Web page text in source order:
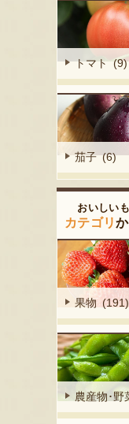
トマト (9)
茄子 (6)
おいしい
カテゴリ
果物 (191)
農産物･
タリアン
ト。独自
ありなが
味をお楽
アラモード
『
8月7